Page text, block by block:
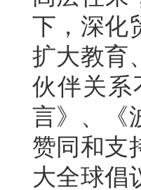
下，深化
扩大教育
伙伴关系
言》、《
赞同和支
大全球倡